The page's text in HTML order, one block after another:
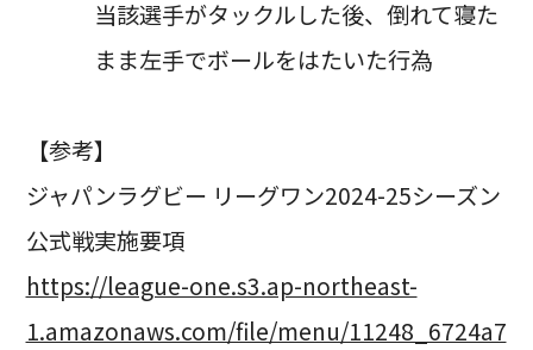
当該選手がタックルした後、倒れて寝た
まま左手でボールをはたいた行為
【参考】
ジャパンラグビー リーグワン2024-25シーズン
公式戦実施要項
https://league-one.s3.ap-northeast-
1.amazonaws.com/file/menu/11248_6724a7